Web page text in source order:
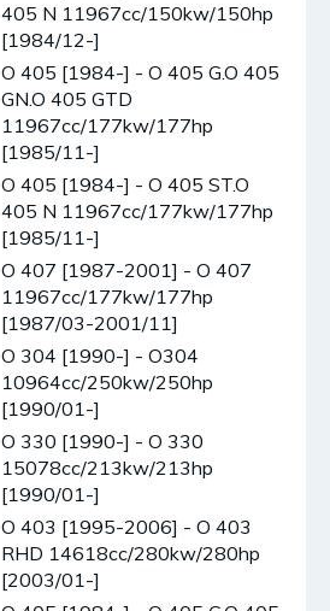
405 N 11967cc/150kw/150hp
[1984/12-]
O 405 [1984-] - O 405 G.O 405
GN.O 405 GTD
11967cc/177kw/177hp
[1985/11-]
O 405 [1984-] - O 405 ST.O
405 N 11967cc/177kw/177hp
[1985/11-]
O 407 [1987-2001] - O 407
11967cc/177kw/177hp
[1987/03-2001/11]
O 304 [1990-] - O304
10964cc/250kw/250hp
[1990/01-]
O 330 [1990-] - O 330
15078cc/213kw/213hp
[1990/01-]
O 403 [1995-2006] - O 403
RHD 14618cc/280kw/280hp
[2003/01-]